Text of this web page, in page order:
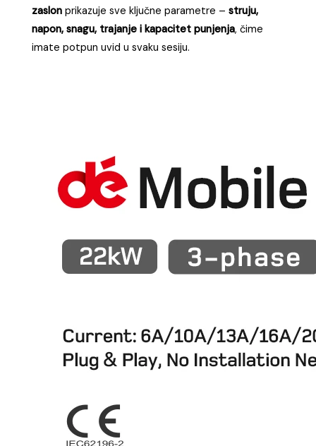
zaslon prikazuje sve ključne parametre –struju,
napon, snagu, trajanje i kapacitet punjenja, čime
imate potpun uvid u svaku sesiju.